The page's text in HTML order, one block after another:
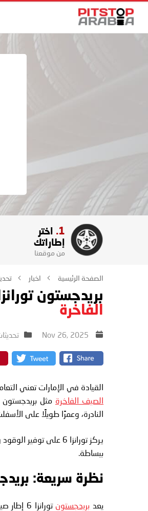
1.
اختر
إطاراتك
من موقعنا
الصفحة الرئيسية اخبار
بريدجستون تورانزا 6 مقابل ميشلان بريماسي 4 بلس: أفضل
الفاخرة
القيادة في الإمارات تعني
الصيف الفاخرة
النادرة، وعمرًا طويلًا على
ببساطة.
نظرة سريعة:
يعد بريدجستون